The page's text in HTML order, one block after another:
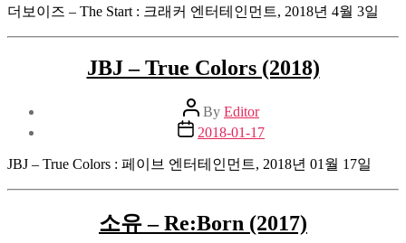
더보이즈 – The Start : 크래커 엔터테인먼트, 2018년 4월 3일
JBJ – True Colors (2018)
Post
author
By Editor
Post
date
2018-01-17
JBJ – True Colors : 페이브 엔터테인먼트, 2018년 01월 17일
소유 – Re:Born (2017)